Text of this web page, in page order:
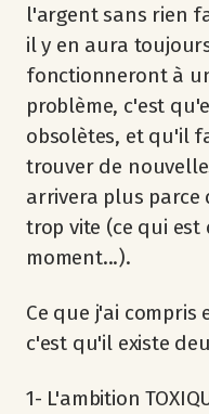
l'argent sans rien
il y en aura
fonctionneront à
problème, c'est
obsolètes, et qu'il
trouver de
arrivera plus parce
trop vite (ce qui est
moment...).
Ce que j'ai
c'est qu'il existe
1- L'ambition